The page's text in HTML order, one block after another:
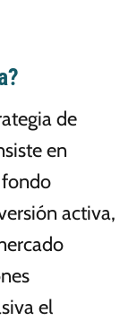
de
en
activa,
el